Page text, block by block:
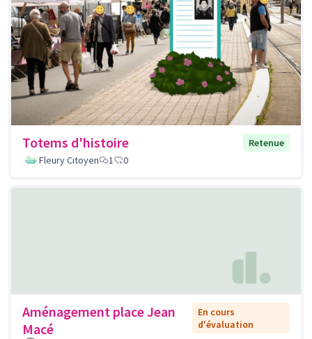
Totems d'histoire
Retenue
Fleury Citoyen
1 0
Aménagement place Jean
Macé
En cours
d'évaluation